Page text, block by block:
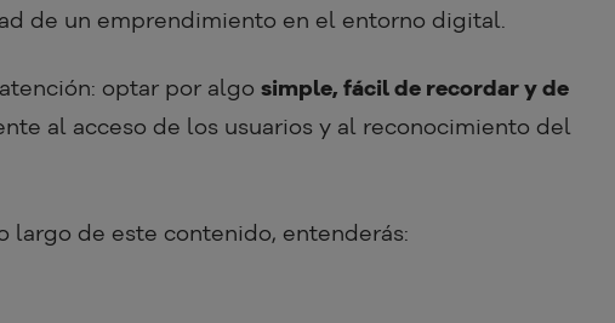
de un emprendimiento en el entorno digital.
optar por algo simple, fácil de recordar y de
al acceso de los usuarios y al reconocimiento del
largo de este contenido, entenderás: